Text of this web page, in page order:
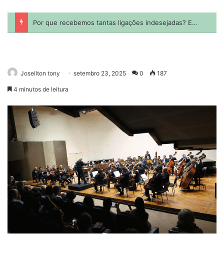
Joseilton tony setembro 23, 2025 0 187
4 minutos de leitura